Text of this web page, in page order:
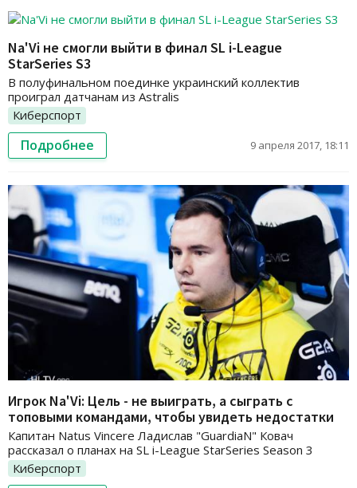
Na'Vi не смогли выйти в финал SL i-League
StarSeries S3
В полуфинальном поединке украинский коллектив
проиграл датчанам из Astralis
Киберспорт
Подробнее 9 апреля 2017, 18:11
Игрок Na'Vi: Цель - не выиграть, а сыграть с
топовыми командами, чтобы увидеть недостатки
Капитан Natus Vincere Ладислав "GuardiaN" Ковач
рассказал о планах на SL i-League StarSeries Season 3
Киберспорт